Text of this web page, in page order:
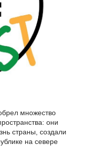
множество
они
страны, создали
на севере